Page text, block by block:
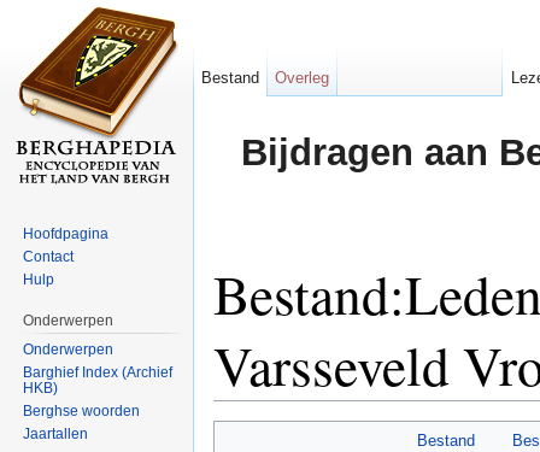
Bijdragen aan
Varsseveld
Bestand
Bestand Overleg
Hoofdpagina
Contact
Hulp
Onderwerpen
Onderwerpen
Barghief Index (Archief
HKB)
Berghse woorden
Jaartallen